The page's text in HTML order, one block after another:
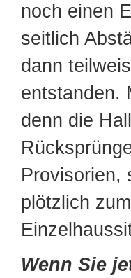
noch einen
seitlich
dann
entstanden.
denn die
Provisorien,
plötzlich
Wenn Sie